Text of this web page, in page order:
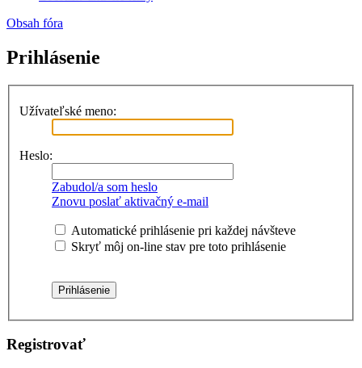
Obsah fóra
Prihlásenie
Užívateľské meno:
Heslo:
Zabudol/a som heslo
Znovu poslať aktivačný e-mail
Automatické prihlásenie pri každej návšteve
Skryť môj on-line stav pre toto prihlásenie
Registrovať